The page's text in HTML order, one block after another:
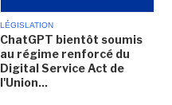
LÉGISLATION
ChatGPT bientôt soumis
au régime renforcé du
Digital Service Act de
l'Union...